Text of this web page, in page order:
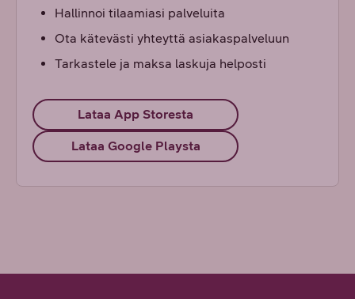
Hallinnoi tilaamiasi palveluita
Ota kätevästi yhteyttä asiakaspalveluun
Tarkastele ja maksa laskuja helposti
Lataa App Storesta
Lataa Google Playsta